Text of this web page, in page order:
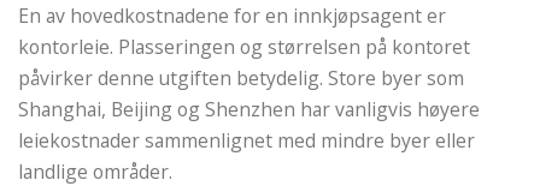
En av hovedkostnadene for en innkjøpsagent er
kontorleie. Plasseringen og størrelsen på kontoret
påvirker denne utgiften betydelig. Store byer som
Shanghai, Beijing og Shenzhen har vanligvis høyere
leiekostnader sammenlignet med mindre byer eller
landlige områder.